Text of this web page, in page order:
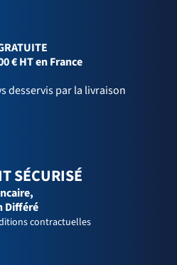
€ HT en France
desservis par la livraison
SÉCURISÉ
Différé
contractuelles